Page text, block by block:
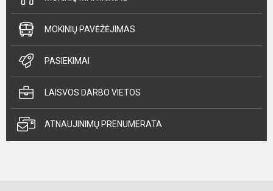
MOKINIŲ PAVĖŽĖJIMAS
PASIEKIMAI
LAISVOS DARBO VIETOS
ATNAUJINIMŲ PRENUMERATA